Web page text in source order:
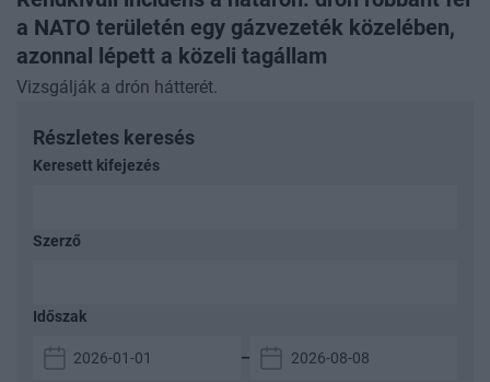
a NATO területén egy gázvezeték közelében,
azonnal lépett a közeli tagállam
Vizsgálják a drón hátterét.
Részletes keresés
Keresett kifejezés
Szerző
Időszak
–